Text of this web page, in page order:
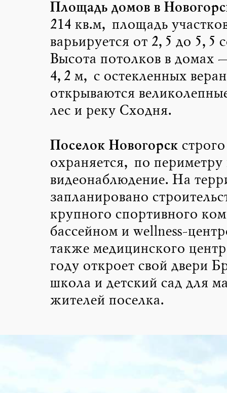
Площадь домов в
214 кв.м, площадь
варьируется от 2,5 до 5,5
Высота потолков в домах
4,2 м, с остекленных
открываются
лес и реку Сходня.
Поселок Новогорск строго
охраняется, по периметру
видеонаблюдение. На
запланировано
крупного спортивного
бассейном и wellness-
также медицинского
году откроет свой двери
школа и детский сад для
жителей поселка.